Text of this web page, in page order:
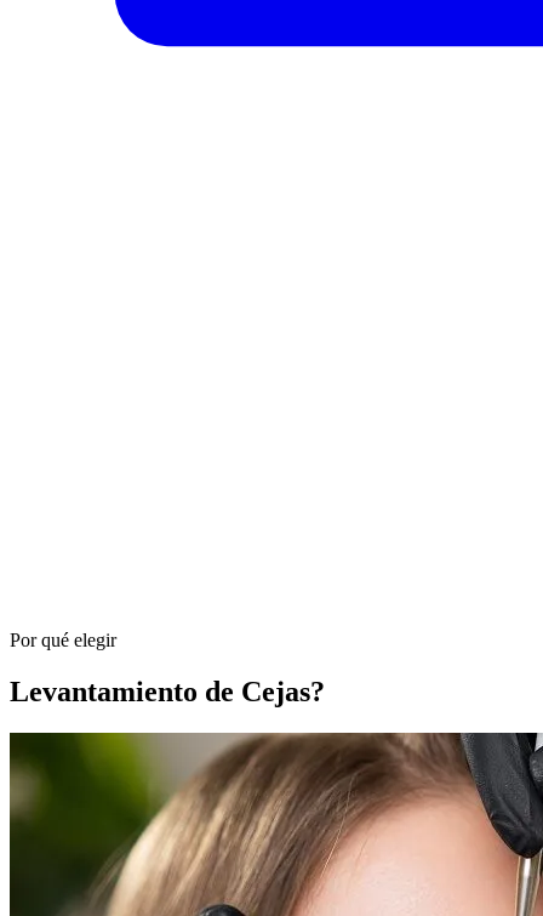
Por qué elegir
Levantamiento de Cejas?